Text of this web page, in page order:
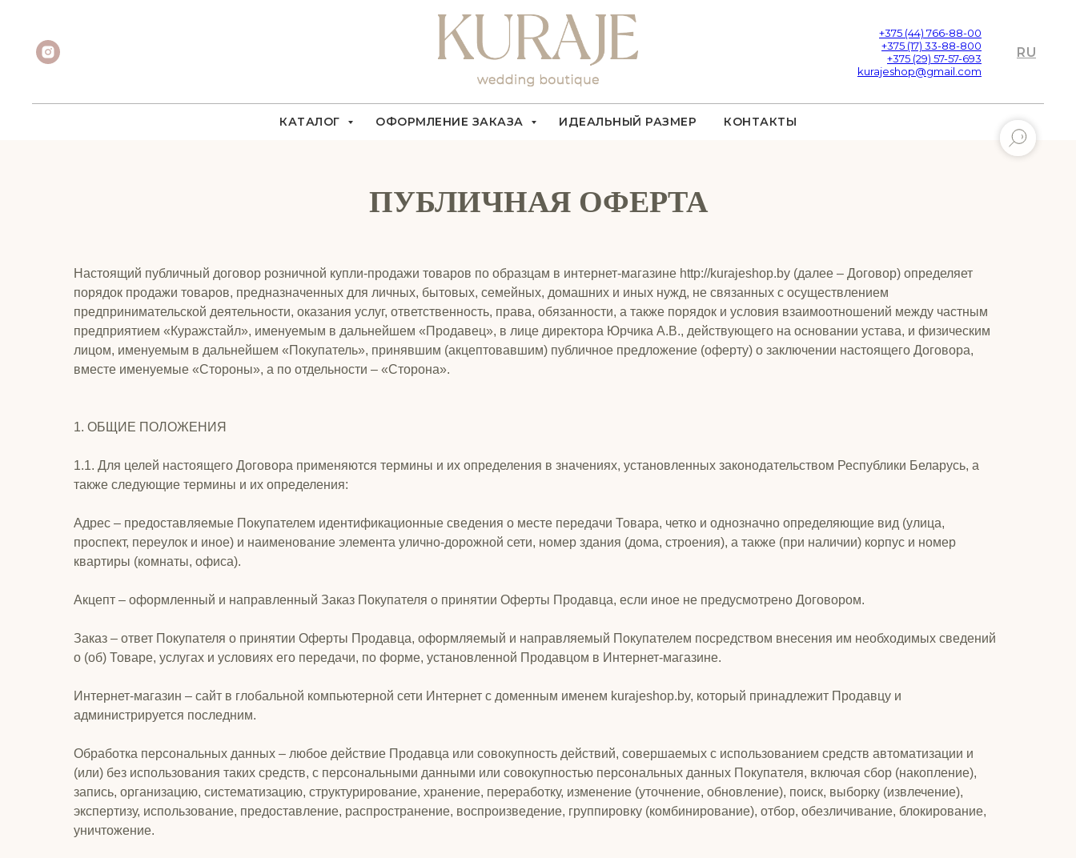
+375 (44) 766-88-00
+375 (17) 33-88-800
+375 (29) 57-57-693
kurajeshop@gmail.com
RU
КАТАЛОГ ОФОРМЛЕНИЕ ЗАКАЗА ИДЕАЛЬНЫЙ РАЗМЕР КОНТАКТЫ
ПУБЛИЧНАЯ ОФЕРТА
Настоящий публичный договор розничной купли-продажи товаров по образцам в интернет-магазине http://kurajeshop.by (далее – Договор) определяет
порядок продажи товаров, предназначенных для личных, бытовых, семейных, домашних и иных нужд, не связанных с осуществлением
предпринимательской деятельности, оказания услуг, ответственность, права, обязанности, а также порядок и условия взаимоотношений между частным
предприятием «Куражстайл», именуемым в дальнейшем «Продавец», в лице директора Юрчика А.В., действующего на основании устава, и физическим
лицом, именуемым в дальнейшем «Покупатель», принявшим (акцептовавшим) публичное предложение (оферту) о заключении настоящего Договора,
вместе именуемые «Стороны», а по отдельности – «Сторона».
1. ОБЩИЕ ПОЛОЖЕНИЯ
1.1. Для целей настоящего Договора применяются термины и их определения в значениях, установленных законодательством Республики Беларусь, а
также следующие термины и их определения:
Адрес – предоставляемые Покупателем идентификационные сведения о месте передачи Товара, четко и однозначно определяющие вид (улица,
проспект, переулок и иное) и наименование элемента улично-дорожной сети, номер здания (дома, строения), а также (при наличии) корпус и номер
квартиры (комнаты, офиса).
Акцепт – оформленный и направленный Заказ Покупателя о принятии Оферты Продавца, если иное не предусмотрено Договором.
Заказ – ответ Покупателя о принятии Оферты Продавца, оформляемый и направляемый Покупателем посредством внесения им необходимых сведений
о (об) Товаре, услугах и условиях его передачи, по форме, установленной Продавцом в Интернет-магазине.
Интернет-магазин – сайт в глобальной компьютерной сети Интернет с доменным именем kurajeshop.by, который принадлежит Продавцу и
администрируется последним.
Обработка персональных данных – любое действие Продавца или совокупность действий, совершаемых с использованием средств автоматизации и
(или) без использования таких средств, с персональными данными или совокупностью персональных данных Покупателя, включая сбор (накопление),
запись, организацию, систематизацию, структурирование, хранение, переработку, изменение (уточнение, обновление), поиск, выборку (извлечение),
экспертизу, использование, предоставление, распространение, воспроизведение, группировку (комбинирование), отбор, обезличивание, блокирование,
уничтожение.